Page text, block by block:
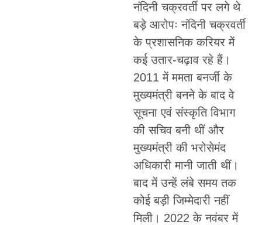
नंदिनी चक्रवर्ती पर लगे थे
बड़े आरोपः नंदिनी चक्रवर्ती
के प्रशासनिक करियर में
कई उतार-चढ़ाव रहे हैं।
2011 में ममता बनर्जी के
मुख्यमंत्री बनने के बाद वे
सूचना एवं संस्कृति विभाग
की सचिव बनी थीं और
मुख्यमंत्री की भरोसेमंद
अधिकारी मानी जाती थीं।
बाद में उन्हें लंबे समय तक
कोई बड़ी जिम्मेदारी नहीं
मिली। 2022 के नवंबर में